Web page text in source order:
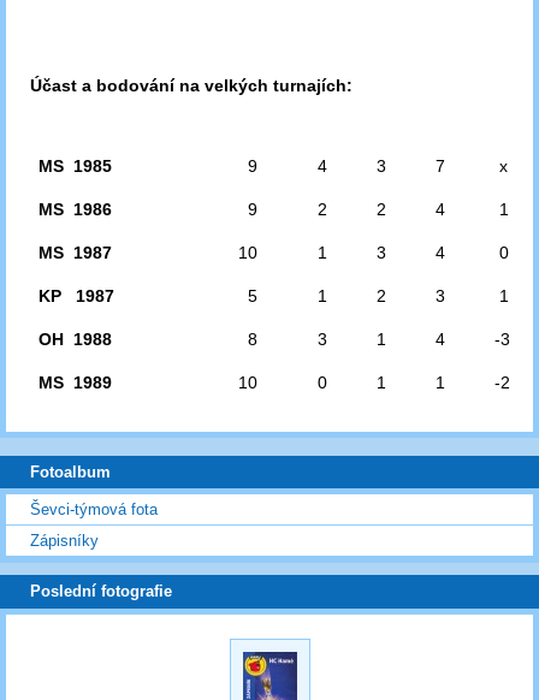
Účast a bodování na velkých turnajích:
MS 1985 9 4 3 7 x
MS 1986 9 2 2 4 1
MS 1987 10 1 3 4 0
KP 1987 5 1 2 3 1
OH 1988 8 3 1 4 -3
MS 1989 10 0 1 1 -2
Fotoalbum
Ševci-týmová fota
Zápisníky
Poslední fotografie